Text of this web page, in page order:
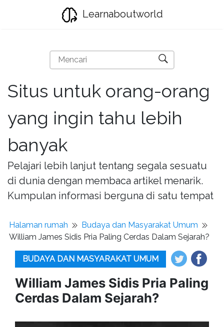
Learnaboutworld
Situs untuk orang-orang
yang ingin tahu lebih
banyak
Pelajari lebih lanjut tentang segala sesuatu
di dunia dengan membaca artikel menarik.
Kumpulan informasi berguna di satu tempat
Halaman rumah
Budaya dan Masyarakat Umum
William James Sidis Pria Paling Cerdas Dalam Sejarah?
BUDAYA DAN MASYARAKAT UMUM
William James Sidis Pria Paling
Cerdas Dalam Sejarah?